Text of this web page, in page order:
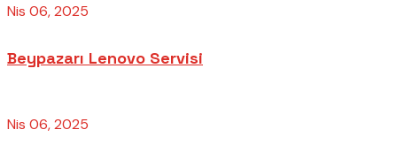
Nis 06, 2025
Beypazarı Lenovo Servisi
Nis 06, 2025